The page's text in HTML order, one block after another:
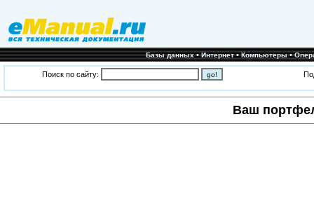
Базы данных•Интернет•Компьютеры•
Поиск по сайту:
Ваш